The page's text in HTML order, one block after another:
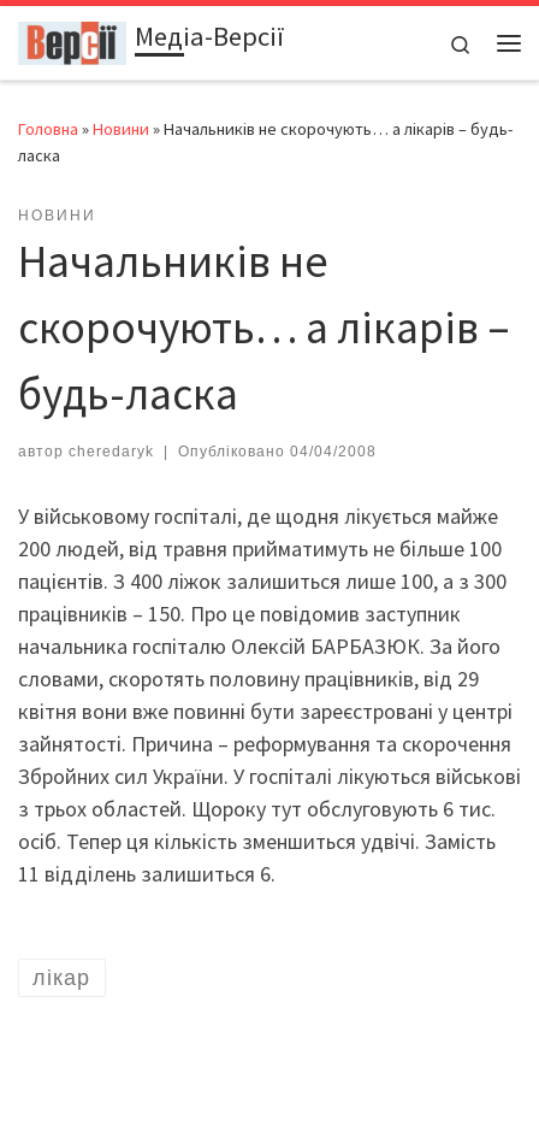
Перейти до вмістуМедіа-Версії
Search
Головна »Новини »Начальників не скорочують… а лікарів – будь-
ласка
НОВИНИ
Начальників не
скорочують… а лікарів –
будь-ласка
автор cheredaryk | Опубліковано 04/04/2008
У військовому госпіталі, де щодня лікується майже
200 людей, від травня прийматимуть не більше 100
пацієнтів. З 400 ліжок залишиться лише 100, а з 300
працівників – 150. Про це повідомив заступник
начальника госпіталю Олексій БАРБАЗЮК. За його
словами, скоротять половину працівників, від 29
квітня вони вже повинні бути зареєстровані у центрі
зайнятості. Причина – реформування та скорочення
Збройних сил України. У госпіталі лікуються військові
з трьох областей. Щороку тут обслуговують 6 тис.
осіб. Тепер ця кількість зменшиться удвічі. Замість
11 відділень залишиться 6.
лікар